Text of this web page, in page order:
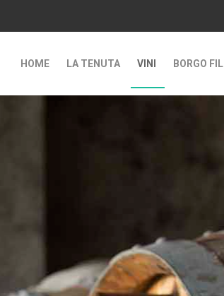
HOME LA TENUTA VINI BORGO